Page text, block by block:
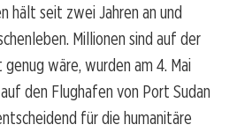
hält seit zwei Jahren an und
Millionen sind auf der
wäre, wurden am 4. Mai
den Flughafen von Port Sudan
für die humanitäre